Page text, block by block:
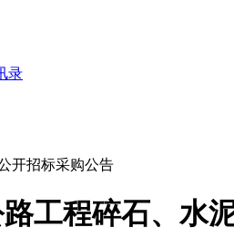
录
开招标采购公告
工程碎石、水